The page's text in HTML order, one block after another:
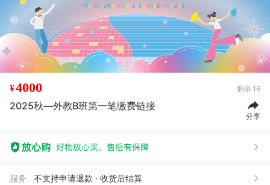
¥4000 剩余 16
2025秋—外教B班第一笔缴费链接
分享
服务 不支持申请退款 · 收货后结算